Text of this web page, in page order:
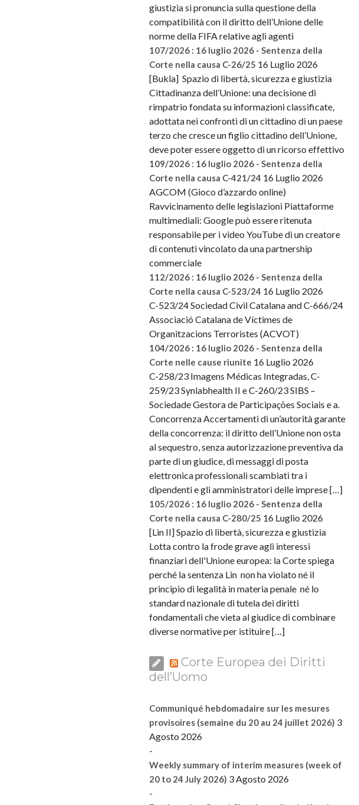
giustizia si pronuncia sulla questione della
compatibilità con il diritto dell’Unione delle
norme della FIFA relative agli agenti
107/2026 : 16 luglio 2026 - Sentenza della
Corte nella causa C-26/25 16 Luglio 2026
[Bukla] Spazio di libertà, sicurezza e giustizia
Cittadinanza dell’Unione: una decisione di
rimpatrio fondata su informazioni classificate,
adottata nei confronti di un cittadino di un paese
terzo che cresce un figlio cittadino dell’Unione,
deve poter essere oggetto di un ricorso effettivo
109/2026 : 16 luglio 2026 - Sentenza della
Corte nella causa C-421/24 16 Luglio 2026
AGCOM (Gioco d’azzardo online)
Ravvicinamento delle legislazioni Piattaforme
multimediali: Google può essere ritenuta
responsabile per i video YouTube di un creatore
di contenuti vincolato da una partnership
commerciale
112/2026 : 16 luglio 2026 - Sentenza della
Corte nella causa C-523/24 16 Luglio 2026
C-523/24 Sociedad Civil Catalana and C-666/24
Associació Catalana de Víctimes de
Organitzacions Terroristes (ACVOT)
104/2026 : 16 luglio 2026 - Sentenza della
Corte nelle cause riunite 16 Luglio 2026
C-258/23 Imagens Médicas Integradas, C-
259/23 Synlabhealth II e C-260/23 SIBS –
Sociedade Gestora de Participações Sociais e a.
Concorrenza Accertamenti di un’autorità garante
della concorrenza: il diritto dell’Unione non osta
al sequestro, senza autorizzazione preventiva da
parte di un giudice, di messaggi di posta
elettronica professionali scambiati tra i
dipendenti e gli amministratori delle imprese […]
105/2026 : 16 luglio 2026 - Sentenza della
Corte nella causa C-280/25 16 Luglio 2026
[Lin II] Spazio di libertà, sicurezza e giustizia
Lotta contro la frode grave agli interessi
finanziari dell'Unione europea: la Corte spiega
perché la sentenza Lin non ha violato né il
principio di legalità in materia penale né lo
standard nazionale di tutela dei diritti
fondamentali che vieta al giudice di combinare
diverse normative per istituire […]
Corte Europea dei Diritti
dell’Uomo
Communiqué hebdomadaire sur les mesures
provisoires (semaine du 20 au 24 juillet 2026) 3
Agosto 2026
-
Weekly summary of interim measures (week of
20 to 24 July 2026) 3 Agosto 2026
-